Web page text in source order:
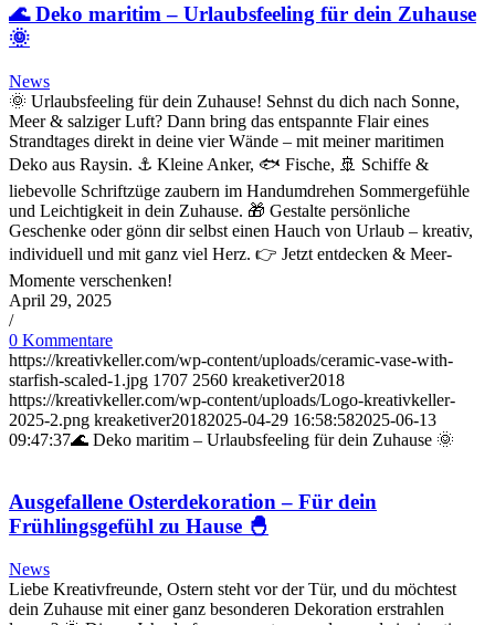
🌊 Deko maritim – Urlaubsfeeling für dein Zuhause
🌞
News
🌞 Urlaubsfeeling für dein Zuhause! Sehnst du dich nach Sonne,
Meer & salziger Luft? Dann bring das entspannte Flair eines
Strandtages direkt in deine vier Wände – mit meiner maritimen
Deko aus Raysin. ⚓ Kleine Anker, 🐟 Fische, 🚢 Schiffe &
liebevolle Schriftzüge zaubern im Handumdrehen Sommergefühle
und Leichtigkeit in dein Zuhause. 🎁 Gestalte persönliche
Geschenke oder gönn dir selbst einen Hauch von Urlaub – kreativ,
individuell und mit ganz viel Herz. 👉 Jetzt entdecken & Meer-
Momente verschenken!
April 29, 2025
/
0 Kommentare
https://kreativkeller.com/wp-content/uploads/ceramic-vase-with-
starfish-scaled-1.jpg 1707 2560 kreaketiver2018
https://kreativkeller.com/wp-content/uploads/Logo-kreativkeller-
2025-2.png kreaketiver20182025-04-29 16:58:582025-06-13
09:47:37🌊 Deko maritim – Urlaubsfeeling für dein Zuhause 🌞
Ausgefallene Osterdekoration – Für dein
Frühlingsgefühl zu Hause 🐣
News
Liebe Kreativfreunde, Ostern steht vor der Tür, und du möchtest
dein Zuhause mit einer ganz besonderen Dekoration erstrahlen